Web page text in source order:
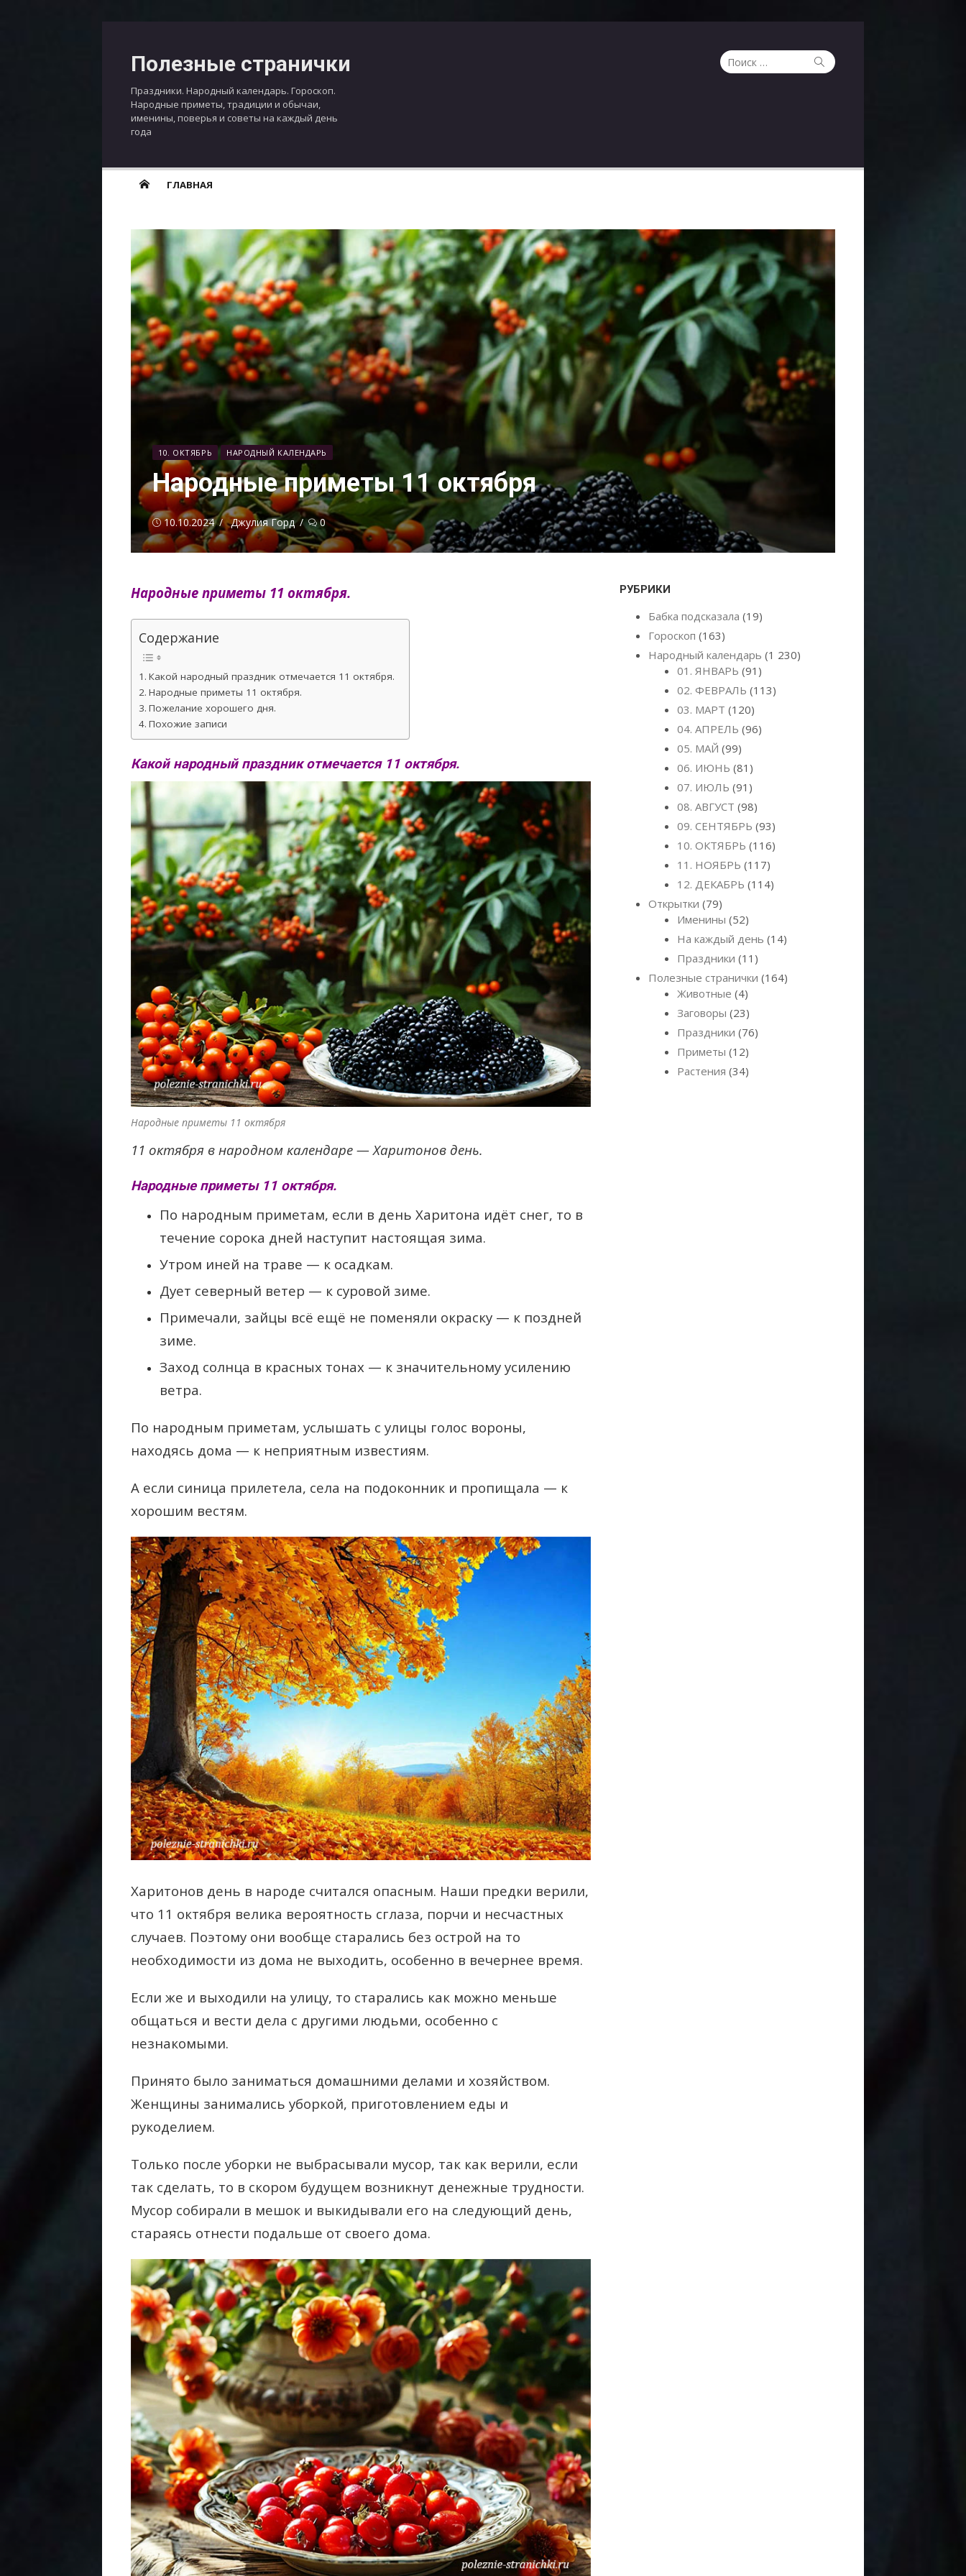
Полезные странички
Праздники. Народный календарь. Гороскоп.
Народные приметы, традиции и обычаи,
именины, поверья и советы на каждый день
года
Поиск
по:
Поиск
ГЛАВНАЯ
10. ОКТЯБРЬ НАРОДНЫЙ КАЛЕНДАРЬ
Народные приметы 11 октября
Опубликовано
10.10.2024 Автор
Джулия Горд 0
Народные приметы 11 октября.
Содержание
Какой народный праздник отмечается 11 октября.
Народные приметы 11 октября.
Пожелание хорошего дня.
Похожие записи
Какой народный праздник отмечается 11 октября.
Народные приметы 11 октября
11 октября в народном календаре — Харитонов день.
Народные приметы 11 октября.
По народным приметам, если в день Харитона идёт снег, то в
течение сорока дней наступит настоящая зима.
Утром иней на траве — к осадкам.
Дует северный ветер — к суровой зиме.
Примечали, зайцы всё ещё не поменяли окраску — к поздней
зиме.
Заход солнца в красных тонах — к значительному усилению
ветра.
По народным приметам, услышать с улицы голос вороны,
находясь дома — к неприятным известиям.
А если синица прилетела, села на подоконник и пропищала — к
хорошим вестям.
Харитонов день в народе считался опасным. Наши предки верили,
что 11 октября велика вероятность сглаза, порчи и несчастных
случаев. Поэтому они вообще старались без острой на то
необходимости из дома не выходить, особенно в вечернее время.
Если же и выходили на улицу, то старались как можно меньше
общаться и вести дела с другими людьми, особенно с
незнакомыми.
Принято было заниматься домашними делами и хозяйством.
Женщины занимались уборкой, приготовлением еды и
рукоделием.
Только после уборки не выбрасывали мусор, так как верили, если
так сделать, то в скором будущем возникнут денежные трудности.
Мусор собирали в мешок и выкидывали его на следующий день,
стараясь отнести подальше от своего дома.
РУБРИКИ
Бабка подсказала (19)
Гороскоп (163)
Народный календарь (1 230)
01. ЯНВАРЬ (91)
02. ФЕВРАЛЬ (113)
03. МАРТ (120)
04. АПРЕЛЬ (96)
05. МАЙ (99)
06. ИЮНЬ (81)
07. ИЮЛЬ (91)
08. АВГУСТ (98)
09. СЕНТЯБРЬ (93)
10. ОКТЯБРЬ (116)
11. НОЯБРЬ (117)
12. ДЕКАБРЬ (114)
Открытки (79)
Именины (52)
На каждый день (14)
Праздники (11)
Полезные странички (164)
Животные (4)
Заговоры (23)
Праздники (76)
Приметы (12)
Растения (34)